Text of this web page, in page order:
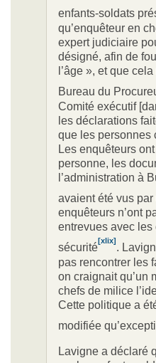
enfants-soldats
qu’enquêteur en
expert judiciaire
désigné, afin de
l’âge », et que
Bureau du
Comité exécutif
les déclarations
que les personnes
Les enquêteurs
personne, les
l’administration à
avaient été vus
enquêteurs n’ont
entrevues avec
sécurité[xlix]
.
pas rencontrer les
on craignait qu’un
chefs de milice
Cette politique a
modifiée
Lavigne a déclaré